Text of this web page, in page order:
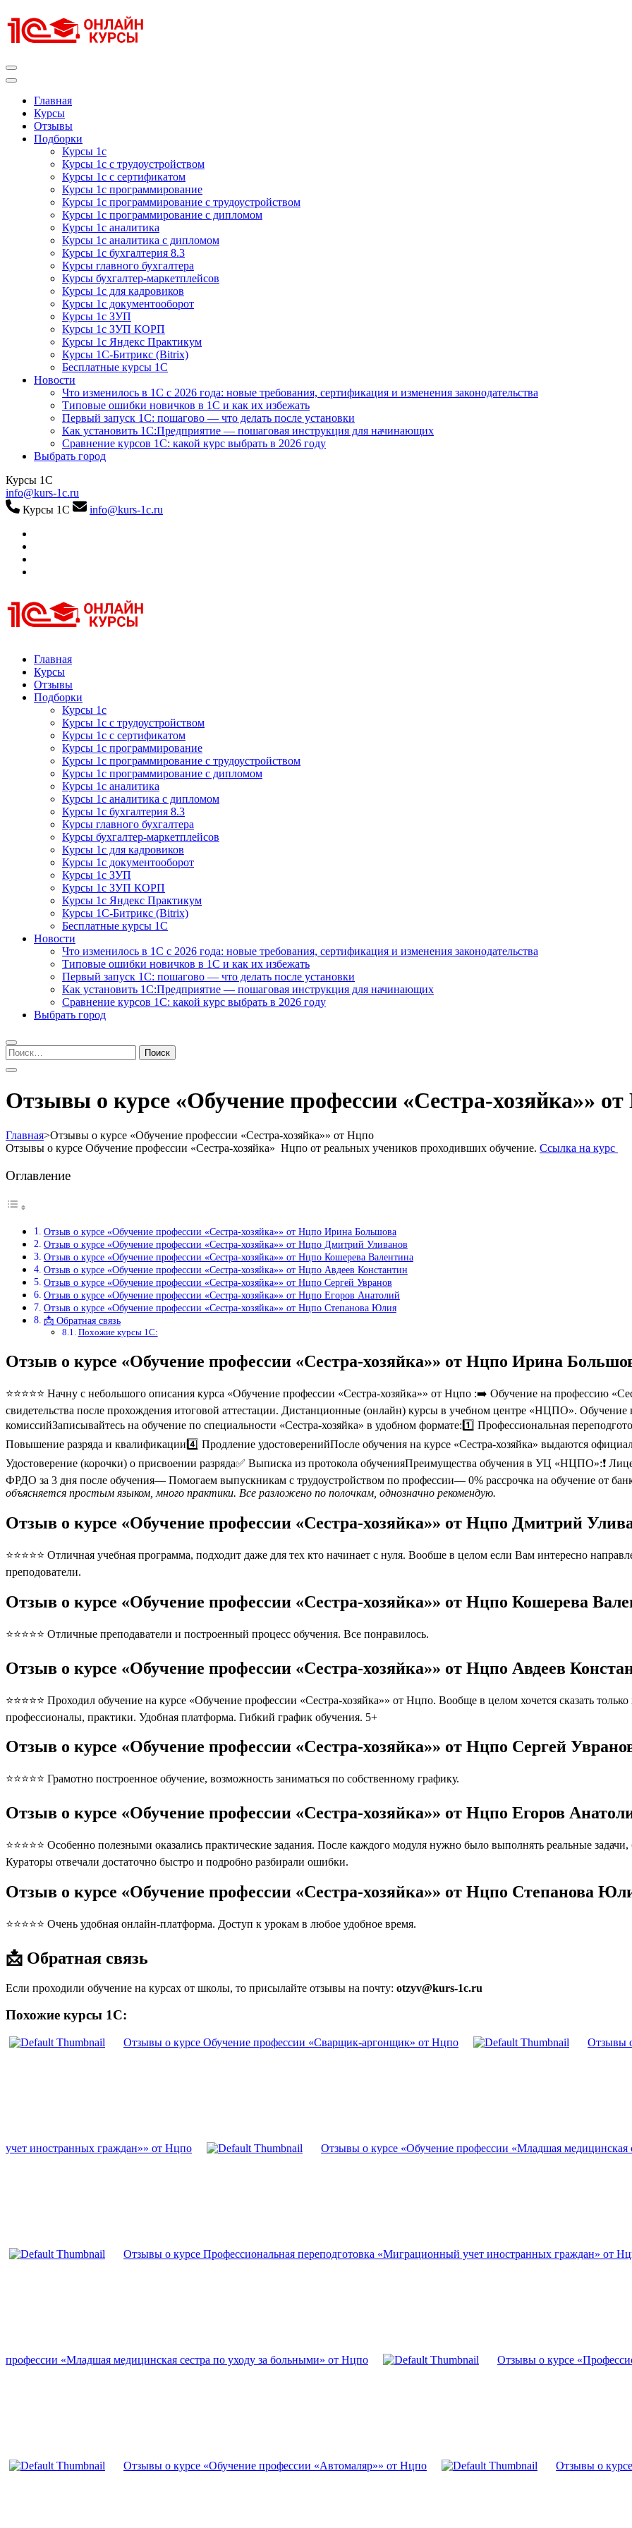
к
содержимому
Главная
Курсы
Отзывы
Подборки
Курсы 1с
Курсы 1с с трудоустройством
Курсы 1с с сертификатом
Курсы 1с программирование
Курсы 1с программирование с трудоустройством
Курсы 1с программирование с дипломом
Курсы 1с аналитика
Курсы 1с аналитика с дипломом
Курсы 1с бухгалтерия 8.3
Курсы главного бухгалтера
Курсы бухгалтер-маркетплейсов
Курсы 1с для кадровиков
Курсы 1с документооборот
Курсы 1с ЗУП
Курсы 1с ЗУП КОРП
Курсы 1с Яндекс Практикум
Курсы 1С-Битрикс (Bitrix)
Бесплатные курсы 1С
Новости
Что изменилось в 1С с 2026 года: новые требования, сертификация и изменения законодательства
Типовые ошибки новичков в 1С и как их избежать
Первый запуск 1С: пошагово — что делать после установки
Как установить 1С:Предприятие — пошаговая инструкция для начинающих
Сравнение курсов 1С: какой курс выбрать в 2026 году
Выбрать город
Курсы 1С
info@kurs-1c.ru
Курсы 1С
info@kurs-1c.ru
Курсы 1С
Курсы 1С официальная сертификация
Главная
Курсы
Отзывы
Подборки
Курсы 1с
Курсы 1с с трудоустройством
Курсы 1с с сертификатом
Курсы 1с программирование
Курсы 1с программирование с трудоустройством
Курсы 1с программирование с дипломом
Курсы 1с аналитика
Курсы 1с аналитика с дипломом
Курсы 1с бухгалтерия 8.3
Курсы главного бухгалтера
Курсы бухгалтер-маркетплейсов
Курсы 1с для кадровиков
Курсы 1с документооборот
Курсы 1с ЗУП
Курсы 1с ЗУП КОРП
Курсы 1с Яндекс Практикум
Курсы 1С-Битрикс (Bitrix)
Бесплатные курсы 1С
Новости
Что изменилось в 1С с 2026 года: новые требования, сертификация и изменения законодательства
Типовые ошибки новичков в 1С и как их избежать
Первый запуск 1С: пошагово — что делать после установки
Как установить 1С:Предприятие — пошаговая инструкция для начинающих
Сравнение курсов 1С: какой курс выбрать в 2026 году
Выбрать город
Найти:
Отзывы о курсе «Обучение профессии «Сестра-хозяйка»»
Главная>Отзывы о курсе «Обучение профессии «Сестра-хозяйка»» от Нцпо
Отзывы о курсе Обучение профессии «Сестра-хозяйка» Нцпо от реальных учеников проходивших обучение. Ссылка на курс
Оглавление
Отзыв о курсе «Обучение профессии «Сестра-хозяйка»» от Нцпо Ирина Большова
Отзыв о курсе «Обучение профессии «Сестра-хозяйка»» от Нцпо Дмитрий Уливанов
Отзыв о курсе «Обучение профессии «Сестра-хозяйка»» от Нцпо Кошерева Валентина
Отзыв о курсе «Обучение профессии «Сестра-хозяйка»» от Нцпо Авдеев Константин
Отзыв о курсе «Обучение профессии «Сестра-хозяйка»» от Нцпо Сергей Увранов
Отзыв о курсе «Обучение профессии «Сестра-хозяйка»» от Нцпо Егоров Анатолий
Отзыв о курсе «Обучение профессии «Сестра-хозяйка»» от Нцпо Степанова Юлия
📩 Обратная связь
Похожие курсы 1С:
Отзыв о курсе «Обучение профессии «Сестра-хозяйка»» от Нцпо Ирина
⭐⭐⭐⭐⭐ Начну с небольшого описания курса «Обучение профессии «Сестра-хозяйка»» от Нцпо :➡️ Обучение на профессию
свидетельства после прохождения итоговой аттестации. Дистанционные (онлайн) курсы в учебном центре «НЦПО». Обучение
комиссийЗаписывайтесь на обучение по специальности «Сестра-хозяйка» в удобном формате:1️⃣ Профессиональная
Повышение разряда и квалификации4️⃣ Продление удостоверенийПосле обучения на курсе «Сестра-хозяйка» выдаются
Удостоверение (корочки) о присвоении разряда✅ Выписка из протокола обученияПреимущества обучения в УЦ «НЦПО»:❗️
ФРДО за 3 дня после обучения— Помогаем выпускникам с трудоустройством по профессии— 0% рассрочка на обучение от
объясняется простым языком, много практики. Все разложено по полочкам, однозначно рекомендую.
Отзыв о курсе «Обучение профессии «Сестра-хозяйка»» от Нцпо Дмитрий
⭐⭐⭐⭐⭐ Отличная учебная программа, подходит даже для тех кто начинает с нуля. Вообше в целом если Вам интересно
преподователи.
Отзыв о курсе «Обучение профессии «Сестра-хозяйка»» от Нцпо Кошерева
⭐⭐⭐⭐⭐ Отличные преподаватели и построенный процесс обучения. Все понравилось.
Отзыв о курсе «Обучение профессии «Сестра-хозяйка»» от Нцпо Авдеев
⭐⭐⭐⭐⭐ Проходил обучение на курсе «Обучение профессии «Сестра-хозяйка»» от Нцпо. Вообще в целом хочется сказать
профессионалы, практики. Удобная платформа. Гибкий график обучения. 5+
Отзыв о курсе «Обучение профессии «Сестра-хозяйка»» от Нцпо Сергей
⭐⭐⭐⭐⭐ Грамотно построенное обучение, возможность заниматься по собственному графику.
Отзыв о курсе «Обучение профессии «Сестра-хозяйка»» от Нцпо Егоров
⭐⭐⭐⭐⭐ Особенно полезными оказались практические задания. После каждого модуля нужно было выполнять реальные задачи,
Кураторы отвечали достаточно быстро и подробно разбирали ошибки.
Отзыв о курсе «Обучение профессии «Сестра-хозяйка»» от Нцпо Степанова
⭐⭐⭐⭐⭐ Очень удобная онлайн-платформа. Доступ к урокам в любое удобное время.
📩 Обратная связь
Если проходили обучение на курсах от школы, то присылайте отзывы на почту: otzyv@kurs-1c.ru
Похожие курсы 1С:
Отзывы о курсе Обучение профессии «Сварщик-аргонщик» от Нцпо Отзывы
учет иностранных граждан»» от Нцпо Отзывы о курсе «Обучение профессии «Младшая медицинская
Отзывы о курсе Профессиональная переподготовка «Миграционный учет иностранных граждан» от
профессии «Младшая медицинская сестра по уходу за больными» от Нцпо Отзывы о курсе
Отзывы о курсе «Обучение профессии «Автомаляр»» от Нцпо Отзывы о